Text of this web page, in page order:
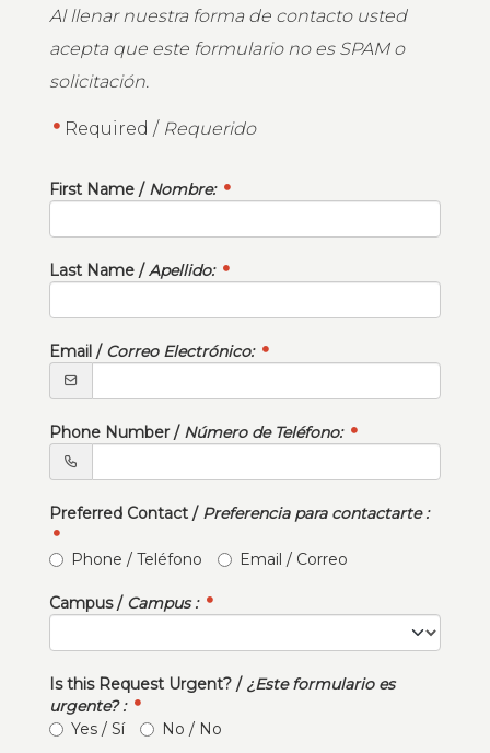
Al llenar nuestra forma de contacto usted
acepta que este formulario no es SPAM o
solicitación.
Required / Requerido
First Name / Nombre:
Last Name /Apellido:
Email / Correo Electrónico:
Phone Number / Número de Teléfono:
Preferred Contact / Preferencia para contactarte :
Phone / Teléfono Email / Correo
Campus / Campus :
Is this Request Urgent? / ¿Este formulario es
urgente? :
Yes / Sí
No / No